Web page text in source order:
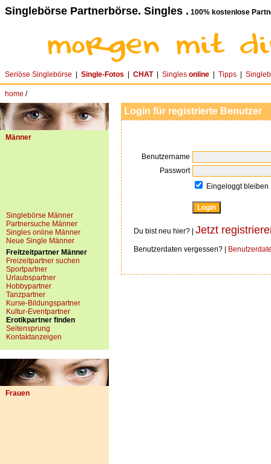
Singlebörse Partnerbörse. Singles . 100% kostenlose
Seriöse Singlebörse Single-Fotos CHAT| Singles online Tipps
home /
Männer
Singlebörse Männer
Partnersuche Männer
Singles online Männer
Neue Single Männer
Freitzeitpartner Männer
Freizeitpartner suchen
Sportpartner
Urlaubspartner
Hobbypartner
Tanzpartner
Kurse-Bildungspartner
Kultur-Eventpartner
Erotikpartner finden
Seitensprung
Kontaktanzeigen
Frauen
Login für registrierte Benutzer
Benutzername
Passwort
Eingeloggt bleiben
Du bist neu hier? | Jetzt
Benutzerdaten vergessen? |